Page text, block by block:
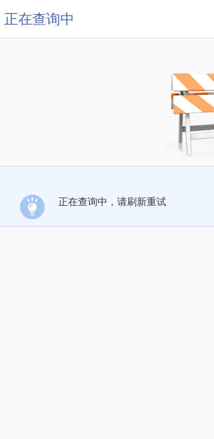
正在查询中
正在查询中，请刷新重试